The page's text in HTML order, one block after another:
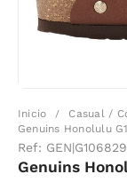
Inicio / Casual /
Genuins Honolulu
Ref:
Genuins